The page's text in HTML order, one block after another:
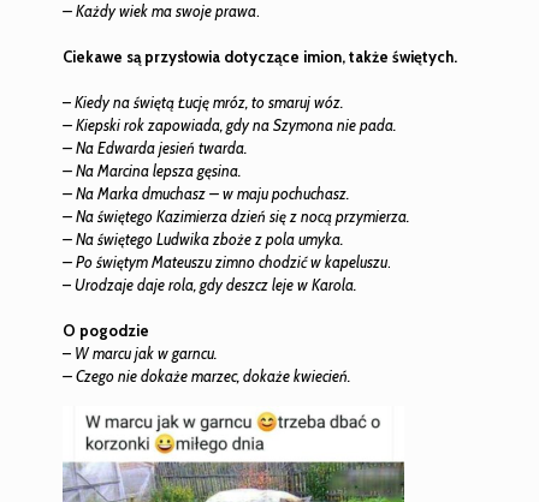
– Każdy wiek ma swoje prawa.
Ciekawe są przysłowia dotyczące imion, także świętych.
–Kiedy na świętą Łucję mróz, to smaruj wóz.
– Kiepski rok zapowiada, gdy na Szymona nie pada.
– Na Edwarda jesień twarda.
– Na Marcina lepsza gęsina.
– Na Marka dmuchasz – w maju pochuchasz.
– Na świętego Kazimierza dzień się z nocą przymierza.
– Na świętego Ludwika zboże z pola umyka.
– Po świętym Mateuszu zimno chodzić w kapeluszu.
–Urodzaje daje rola, gdy deszcz leje w Karola.
O pogodzie
– W marcu jak w garncu.
– Czego nie dokaże marzec, dokaże kwiecień.